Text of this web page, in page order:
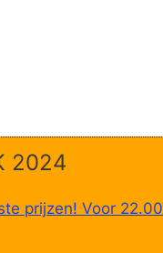
2024
prijzen! Voor